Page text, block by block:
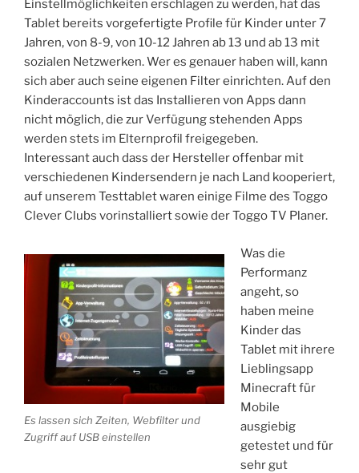
Einstellmöglichkeiten erschlagen zu werden, hat das
Tablet bereits vorgefertigte Profile für Kinder unter 7
Jahren, von 8-9, von 10-12 Jahren ab 13 und ab 13 mit
sozialen Netzwerken. Wer es genauer haben will, kann
sich aber auch seine eigenen Filter einrichten. Auf den
Kinderaccounts ist das Installieren von Apps dann
nicht möglich, die zur Verfügung stehenden Apps
werden stets im Elternprofil freigegeben.
Interessant auch dass der Hersteller offenbar mit
verschiedenen Kindersendern je nach Land kooperiert,
auf unserem Testtablet waren einige Filme des Toggo
Clever Clubs vorinstalliert sowie der Toggo TV Planer.
Es lassen sich Zeiten, Webfilter und
Zugriff auf USB einstellen
Was die
Performanz
angeht, so
haben meine
Kinder das
Tablet mit ihrere
Lieblingsapp
Minecraft für
Mobile
ausgiebig
getestet und für
sehr gut